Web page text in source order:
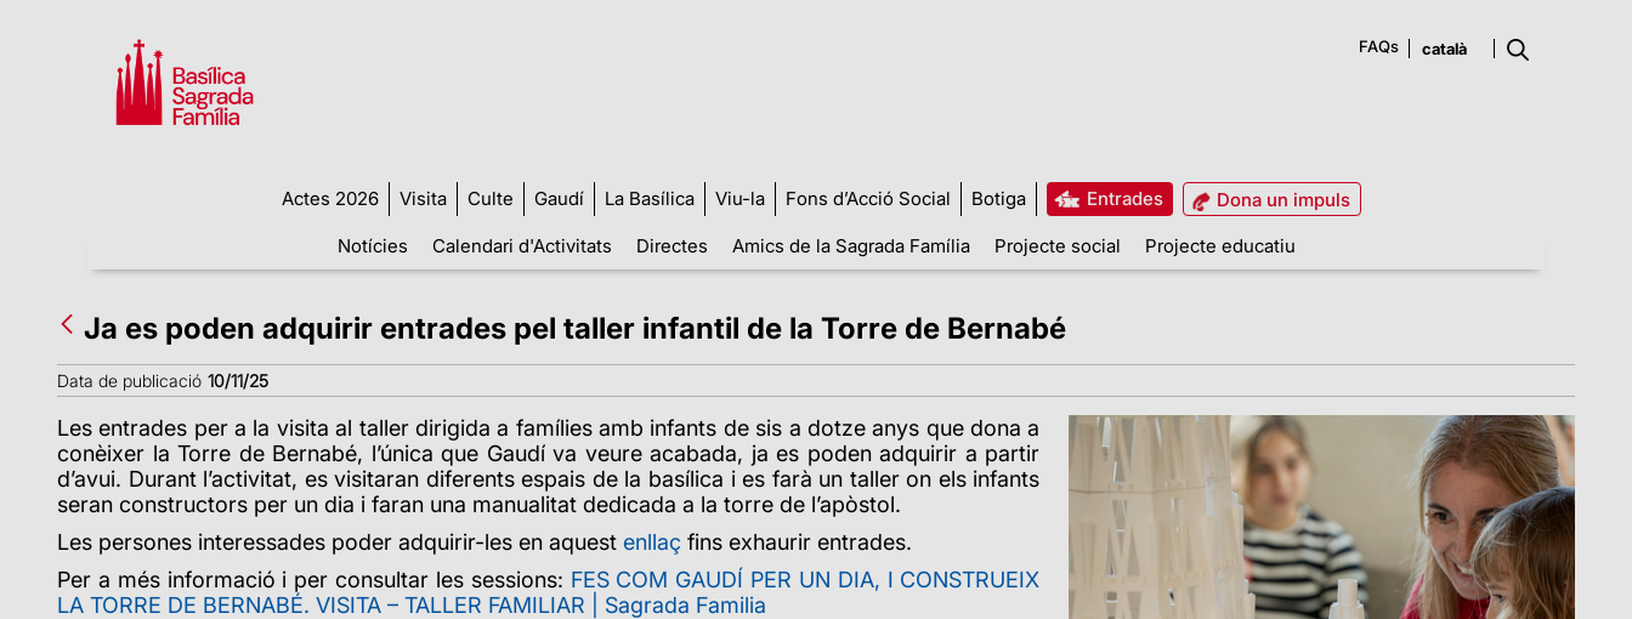
FAQs
Actes 2026 Visita Culte Gaudí La Basílica Viu-la Fons d’Acció Social Botiga Entrades
Dona un impuls
Notícies
Calendari d'Activitats Directes Amics de la Sagrada Família Projecte social Projecte educatiu
Ja es poden adquirir entrades pel taller infantil de la Torre de Bernabé
Data de publicació 10/11/25
Les entrades per a la visita al taller dirigida a famílies amb infants de sis a dotze anys que dona a
conèixer la Torre de Bernabé, l’única que Gaudí va veure acabada, ja es poden adquirir a partir
d’avui. Durant l’activitat, es visitaran diferents espais de la basílica i es farà un taller on els infants
seran constructors per un dia i faran una manualitat dedicada a la torre de l’apòstol.
Les persones interessades poder adquirir-les en aquest enllaç fins exhaurir entrades.
Per a més informació i per consultar les sessions: FES COM GAUDÍ PER UN DIA, I CONSTRUEIX
LA TORRE DE BERNABÉ. VISITA – TALLER FAMILIAR | Sagrada Familia